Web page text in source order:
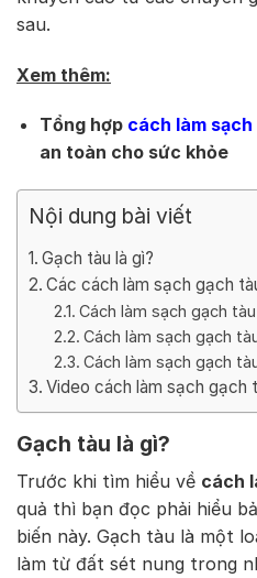
sau.
Xem thêm:
Tổng hợp cách làm
an toàn cho sức khỏe
Nội dung bài viết
Gạch tàu là gì?
Các cách làm sạch gạch
Cách làm sạch gạch
Cách làm sạch gạch
Cách làm sạch gạch
Video cách làm sạch gạch
Gạch tàu là gì?
Trước khi tìm hiểu về cách
quả thì bạn đọc phải hiểu
biến này. Gạch tàu là một
làm từ đất sét nung trong